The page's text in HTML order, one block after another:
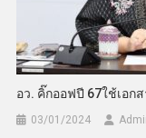
อว. คิ๊กออฟปี 67ใช้เอก
03/01/2024